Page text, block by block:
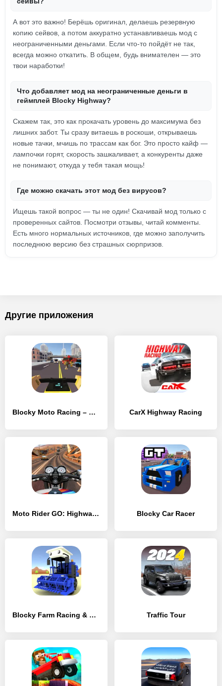
А вот это важно! Берёшь оригинал, делаешь резервную
копию сейвов, а потом аккуратно устанавливаешь мод с
неограниченными деньгами. Если что-то пойдёт не так,
всегда можно откатить. В общем, будь внимателен — это
твои наработки!
Что добавляет мод на неограниченные деньги в
геймплей Blocky Highway?
Скажем так, это как прокачать уровень до максимума без
лишних забот. Ты сразу витаешь в роскоши, открываешь
новые тачки, мчишь по трассам как бог. Это просто кайф —
лампочки горят, скорость зашкаливает, а конкуренты даже
не понимают, откуда у тебя такая мощь!
Где можно скачать этот мод без вирусов?
Ищешь такой вопрос — ты не один! Скачивай мод только с
проверенных сайтов. Посмотри отзывы, читай комменты.
Есть много нормальных источников, где можно заполучить
последнюю версию без страшных сюрпризов.
Другие приложения
Blocky Moto Racing – мотоцикл симулятор CarX Highway Racing
Moto Rider GO: Highway Traffic Blocky Car Racer
Blocky Farm Racing & Simulator Traffic Tour